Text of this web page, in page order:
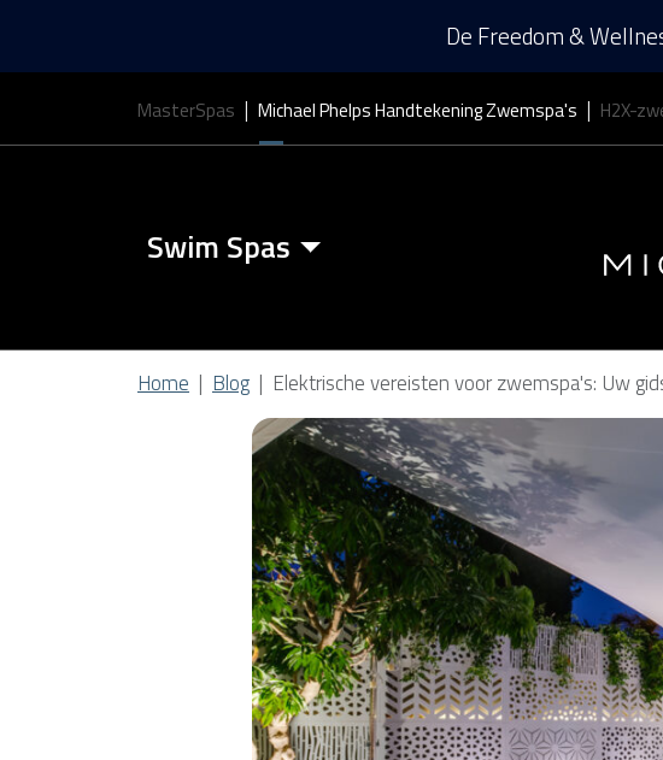
De Freedom &
MasterSpas Michael Phelps Handtekening Zwemspa's H2X-
Swim Spas
Zwemspa Kenmerken
Zwem Spa Covers
MP
Home Blog Elektrische vereisten voor zwemspa's: Uw